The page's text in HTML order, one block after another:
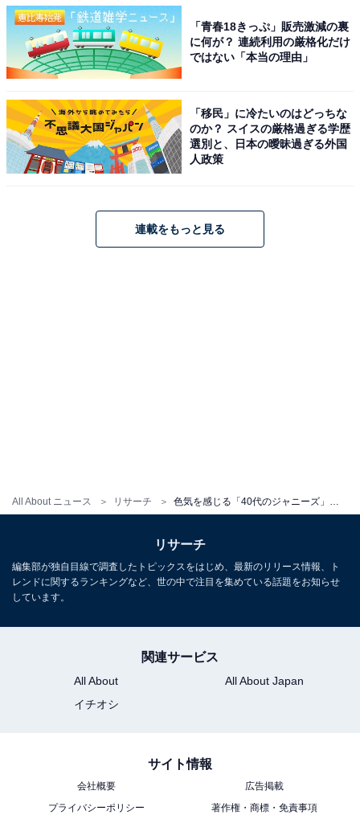
All About ニュース リサーチ
ループではドラムを担当し、当時のジャニーズ事務所で
は珍しいバンドスタイルで人気を集めました。グループ
で出演するバラエティ番組『ザ!鉄腕!DASH!!』（日本テ
レビ系）は長寿番組で、幅広い世代から愛されていま
す。
個人では、『ナースマン』シリーズ（日本テレビ系）や
レビ朝日系）では、色気たっぷりの経師屋の涼次を熱演
しています。男らしい雰囲気とキレイな顔立ちが色気満
1位：堂本光一（KinKi Kids）
「青春18きっぷ」販売激減の裏
に何が？ 連続利用の厳格化だけ
ではない「本当の理由」
「移民」に冷たいのはどっちな
のか？ スイスの厳格過ぎる学歴
選別と、日本の曖昧過ぎる外国
人政策
連載をもっと見る
リサーチ
編集部が独自目線で調査したトピックスをはじめ、最新のリリース情報、ト
レンドに関するランキングなど、世の中で注目を集めている話題をお知らせ
しています。
関連サービス
All About
All About Japan
イチオシ
サイト情報
会社概要
広告掲載
プライバシーポリシー
著作権・商標・免責事項